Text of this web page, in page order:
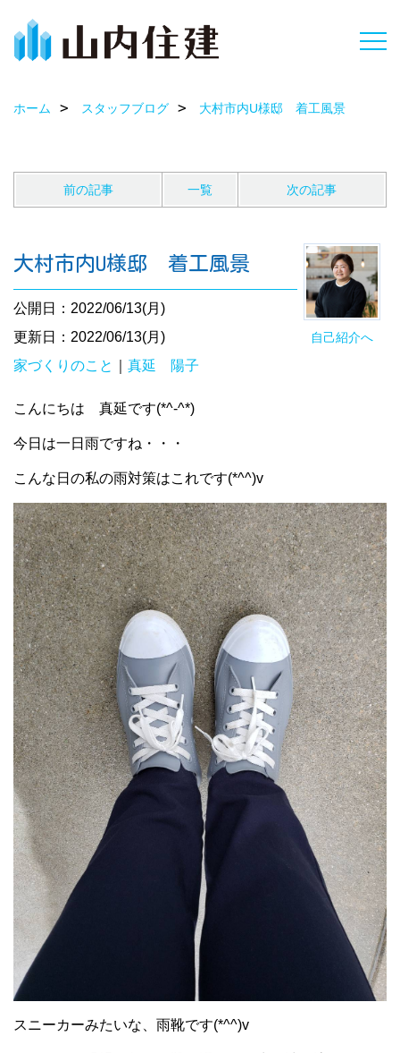
ホーム スタッフブログ 大村市内U様邸 着工風景
前の記事 一覧 次の記事
自己紹介へ
大村市内U様邸 着工風景
公開日：2022/06/13(月)
更新日：2022/06/13(月)
家づくりのこと
真延 陽子
こんにちは 真延です(*^-^*)
今日は一日雨ですね・・・
こんな日の私の雨対策はこれです(*^^)v
スニーカーみたいな、雨靴です(*^^)v